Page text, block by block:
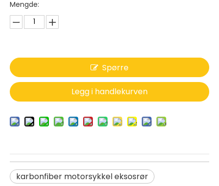
Mengde:
Spørre
Legg i handlekurven
karbonfiber motorsykkel eksosrør